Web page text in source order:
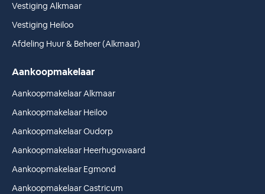
Vestiging Alkmaar
Vestiging Heiloo
Afdeling Huur & Beheer (Alkmaar)
Aankoopmakelaar
Aankoopmakelaar Alkmaar
Aankoopmakelaar Heiloo
Aankoopmakelaar Oudorp
Aankoopmakelaar Heerhugowaard
Aankoopmakelaar Egmond
Aankoopmakelaar Castricum